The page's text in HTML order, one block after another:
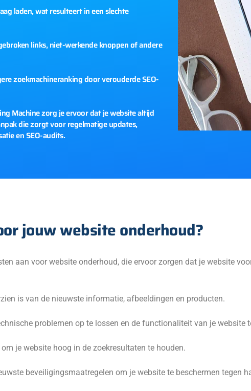
laden, wat resulteert in een slechte
links, niet-werkende knoppen of andere
zoekmachineranking door verouderde SEO-
Machine zorg je ervoor dat je website altijd
die zorgt voor regelmatige updates,
en SEO-audits.
jouw website onderhoud?
aan voor website onderhoud, die ervoor zorgen dat je website
is van de nieuwste informatie, afbeeldingen en producten.
problemen op te lossen en de functionaliteit van je website
je website hoog in de zoekresultaten te houden.
beveiligingsmaatregelen om je website te beschermen tegen